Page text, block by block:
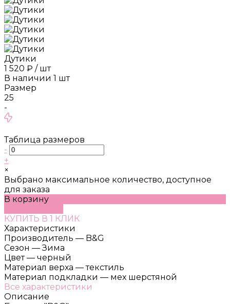
Дутики
1 520 ₽ / шт
В наличии 1 шт
Размер
25
-
Таблица размеров
-
+
×
Выбрано максимальное количество, доступное
для заказа
В корзину
КУПИТЬ В 1 КЛИК
Характеристики
Производитель — B&G
Сезон — Зима
Цвет — черный
Материал верха — текстиль
Материал подкладки — мех шерстяной
Все характеристики
Описание